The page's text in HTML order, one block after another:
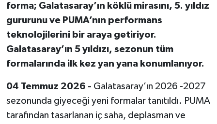
forma; Galatasaray’ın köklü mirasını, 5. yıldız
gururunu ve PUMA’nın performans
teknolojilerini bir araya getiriyor.
Galatasaray’ın 5 yıldızı, sezonun tüm
formalarında ilk kez yan yana konumlanıyor.
04 Temmuz 2026 - Galatasaray’ın 2026 -2027
sezonunda giyeceği yeni formalar tanıtıldı. PUMA
tarafından tasarlanan iç saha, deplasman ve